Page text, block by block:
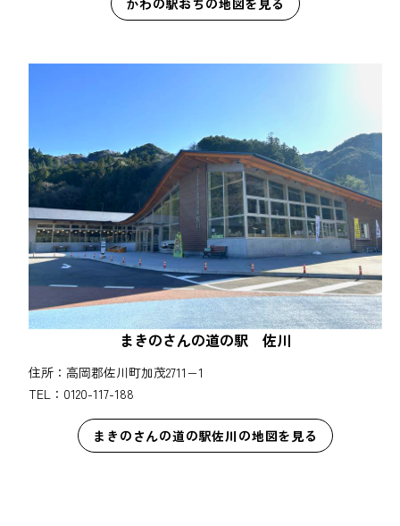
まきのさんの道の駅 佐川
住所：高岡郡佐川町加茂2711−1
TEL：0120-117-188
まきのさんの道の駅佐川の地図を見る